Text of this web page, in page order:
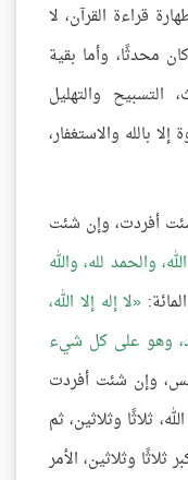
قراءة القرآن، لا
محدثًا، وأما بقية
التسبيح والتهليل
بالله والاستغفار،
أفردت، وإن شئت
والحمد لله، والله
لا إله إلا الله،
وهو على كل شيء
وإن شئت أفردت
ثلاثًا وثلاثين، ثم
ثلاثًا وثلاثين، الأمر